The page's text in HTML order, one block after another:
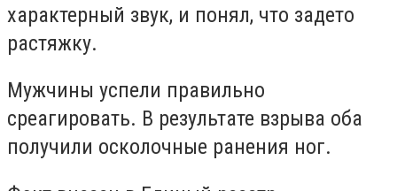
характерный звук, и понял, что задето
растяжку.
Мужчины успели правильно
среагировать. В результате взрыва оба
получили осколочные ранения ног.